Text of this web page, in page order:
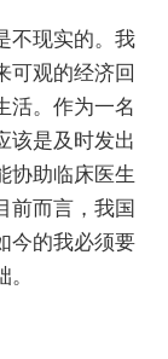
不现实的。我
可观的经济回
活。作为一名
该是及时发出
协助临床医生
前而言，我国
今的我必须要